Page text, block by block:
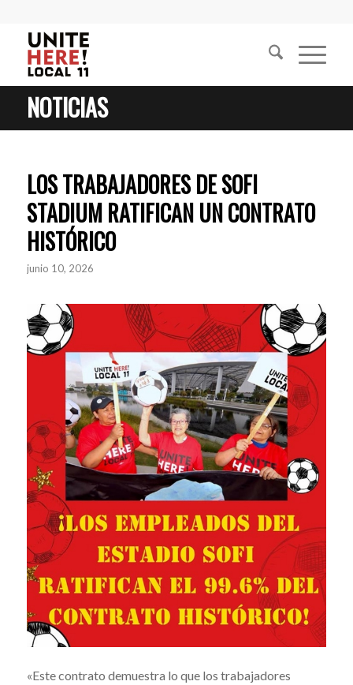
NOTICIAS
LOS TRABAJADORES DE SOFI
STADIUM RATIFICAN UN CONTRATO
HISTÓRICO
junio 10, 2026
«Este contrato demuestra lo que los trabajadores